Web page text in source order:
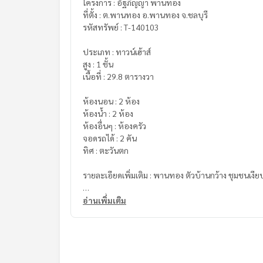
ที่ตั้ง : ต.พานทอง อ.พานทอง จ.ชลบุรี
รหัสทรัพย์ : T-140103
ประเภท : ทาวน์เฮ้าส์
สูง : 1 ชั้น
เนื้อที่ : 29.8 ตารางวา
ห้องนอน : 2 ห้อง
ห้องน้ำ : 2 ห้อง
ห้องอื่นๆ : ห้องครัว
จอดรถได้ : 2 คัน
ทิศ : ตะวันตก
รายละเอียดเพิ่มเติม : พานทอง ตัวบ้านกว้าง ชุมชนเ
สถานที่ใกล้เคียง
อ่านเพิ่มเติม